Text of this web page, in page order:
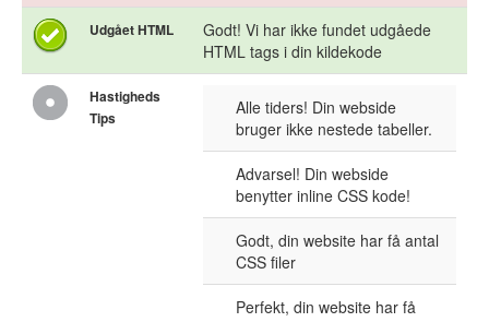
Udgået HTML
Godt! Vi har ikke fundet udgåede
HTML tags i din kildekode
Hastigheds
Tips
Alle tiders! Din webside
bruger ikke nestede tabeller.
Advarsel! Din webside
benytter inline CSS kode!
Godt, din website har få antal
CSS filer
Perfekt, din website har få